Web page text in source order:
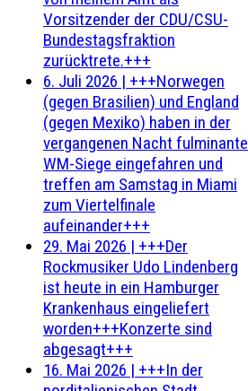
Vorsitzender der CDU/CSU-
Bundestagsfraktion
zurücktrete.+++
6. Juli 2026 | +++Norwegen
(gegen Brasilien) und England
(gegen Mexiko) haben in der
vergangenen Nacht fulminante
WM-Siege eingefahren und
treffen am Samstag in Miami
zum Viertelfinale
aufeinander+++
29. Mai 2026 | +++Der
Rockmusiker Udo Lindenberg
ist heute in ein Hamburger
Krankenhaus eingeliefert
worden+++Konzerte sind
abgesagt+++
16. Mai 2026 | +++In der